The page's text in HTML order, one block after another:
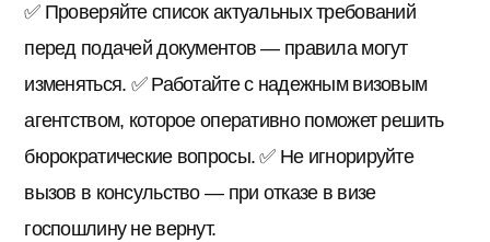
✅ Проверяйте список актуальных требований
перед подачей документов — правила могут
изменяться. ✅ Работайте с надежным визовым
агентством, которое оперативно поможет решить
бюрократические вопросы. ✅ Не игнорируйте
вызов в консульство — при отказе в визе
госпошлину не вернут.